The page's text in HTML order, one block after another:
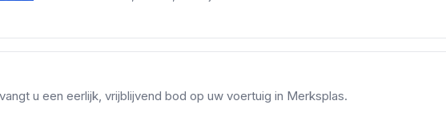
u een eerlijk, vrijblijvend bod op uw voertuig in Merksplas.